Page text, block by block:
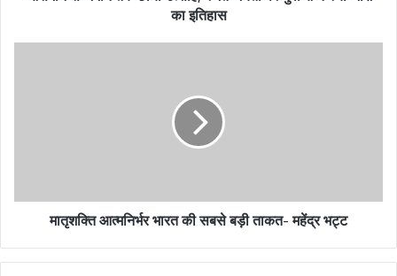
का इतिहास
मातृशक्ति आत्मनिर्भर भारत की सबसे बड़ी ताकत- महेंद्र भट्ट